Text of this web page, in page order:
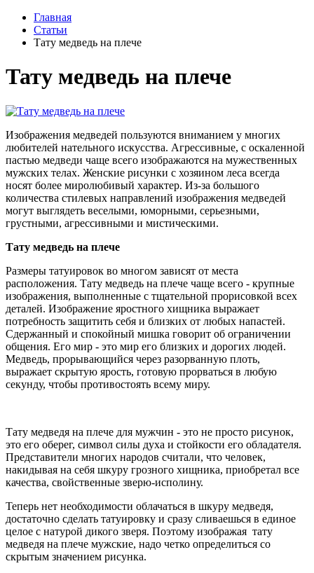
Главная
Статьи
Тату медведь на плече
Тату медведь на плече
Изображения медведей пользуются вниманием у многих
любителей нательного искусства. Агрессивные, с оскаленной
пастью медведи чаще всего изображаются на мужественных
мужских телах. Женские рисунки с хозяином леса всегда
носят более миролюбивый характер. Из-за большого
количества стилевых направлений изображения медведей
могут выглядеть веселыми, юморными, серьезными,
грустными, агрессивными и мистическими.
Тату медведь на плече
Размеры татуировок во многом зависят от места
расположения. Тату медведь на плече чаще всего - крупные
изображения, выполненные с тщательной прорисовкой всех
деталей. Изображение яростного хищника выражает
потребность защитить себя и близких от любых напастей.
Сдержанный и спокойный мишка говорит об ограничении
общения. Его мир - это мир его близких и дорогих людей.
Медведь, прорывающийся через разорванную плоть,
выражает скрытую ярость, готовую прорваться в любую
секунду, чтобы противостоять всему миру.
Тату медведя на плече для мужчин - это не просто рисунок,
это его оберег, символ силы духа и стойкости его обладателя.
Представители многих народов считали, что человек,
накидывая на себя шкуру грозного хищника, приобретал все
качества, свойственные зверю-исполину.
Теперь нет необходимости облачаться в шкуру медведя,
достаточно сделать татуировку и сразу сливаешься в единое
целое с натурой дикого зверя. Поэтому изображая тату
медведя на плече мужские, надо четко определиться со
скрытым значением рисунка.